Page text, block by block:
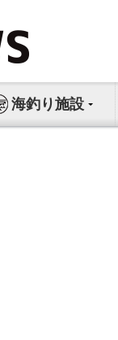
海釣り施設